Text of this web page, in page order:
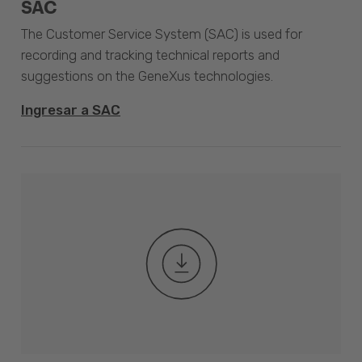
SAC
The Customer Service System (SAC) is used for
recording and tracking technical reports and
suggestions on the GeneXus technologies.
Ingresar a SAC